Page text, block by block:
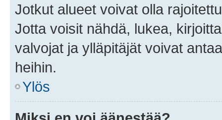
Jotkut alueet voivat olla
Jotta voisit nähdä, lukea,
valvojat ja ylläpitäjät voivat
heihin.
Ylös